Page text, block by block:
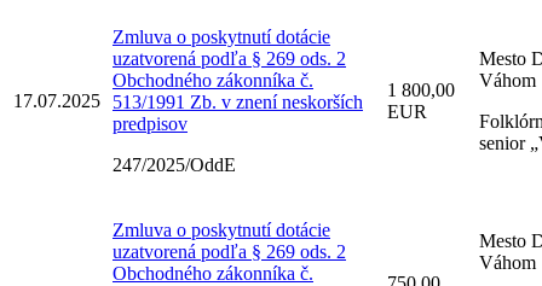
17.07.2025
Zmluva o poskytnutí dotácie
uzatvorená podľa § 269 ods. 2
Obchodného zákonníka č.
513/1991 Zb. v znení neskorších
predpisov
247/2025/OddE
1 800,00
EUR
Mesto
Váhom
senior
Zmluva o poskytnutí dotácie
uzatvorená podľa § 269 ods. 2
Obchodného zákonníka č.
Mesto
Váhom